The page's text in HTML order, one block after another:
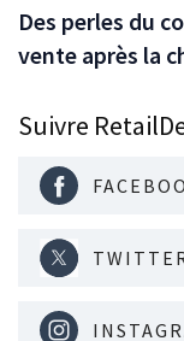
Des perles du
vente après la
Suivre